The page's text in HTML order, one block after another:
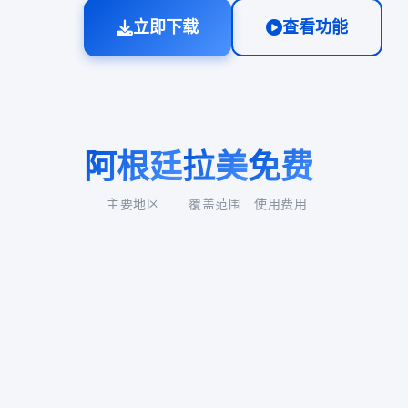
立即下载 查看功能
阿根廷
主要地区
拉美
覆盖范围
免费
使用费用